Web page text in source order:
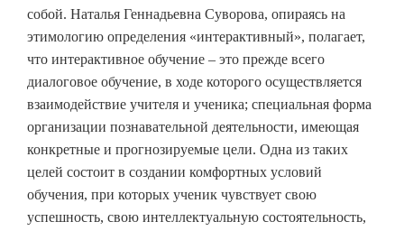
собой. Наталья Геннадьевна Суворова, опираясь на
этимологию определения «интерактивный», полагает,
что интерактивное обучение – это прежде всего
диалоговое обучение, в ходе которого осуществляется
взаимодействие учителя и ученика; специальная форма
организации познавательной деятельности, имеющая
конкретные и прогнозируемые цели. Одна из таких
целей состоит в создании комфортных условий
обучения, при которых ученик чувствует свою
успешность, свою интеллектуальную состоятельность,